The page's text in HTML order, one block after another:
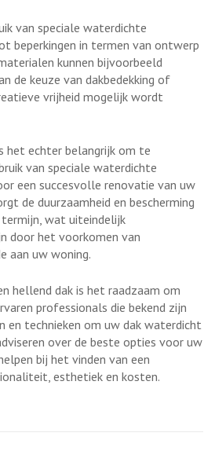
van speciale waterdichte
beperkingen in termen van ontwerp
kunnen bijvoorbeeld
de keuze van dakbedekking of
vrijheid mogelijk wordt
het echter belangrijk om te
van speciale waterdichte
een succesvolle renovatie van uw
de duurzaamheid en bescherming
wat uiteindelijk
door het voorkomen van
aan uw woning.
hellend dak is het raadzaam om
professionals die bekend zijn
en technieken om uw dak waterdicht
over de beste opties voor uw
bij het vinden van een
esthetiek en kosten.